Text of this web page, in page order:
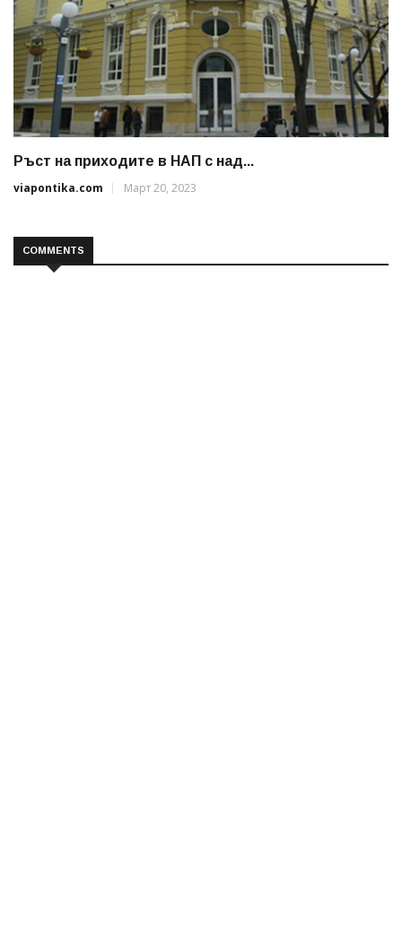
Ръст на приходите в НАП с над...
viapontika.com
Март 20, 2023
COMMENTS